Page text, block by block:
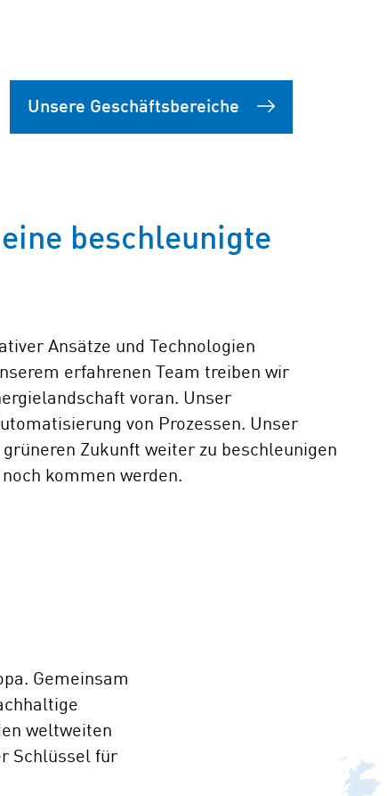
Unsere Geschäftsbereiche
beschleunigte
Ansätze und Technologien
erfahrenen Team treiben wir
voran. Unser
von Prozessen. Unser
Zukunft weiter zu beschleunigen
kommen werden.
Gemeinsam
weltweiten
Schlüssel für